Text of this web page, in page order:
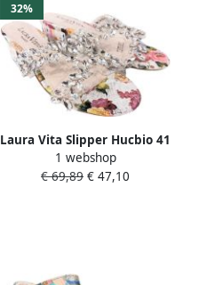
32%
Laura Vita Slipper Hucbio 41
SL151237-41 Blanc
1 webshop
€ 69,89 € 47,10